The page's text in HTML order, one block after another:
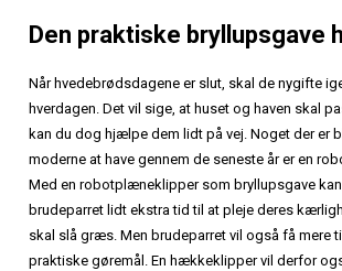
Den praktiske bryllupsgave
Når hvedebrødsdagene er slut, skal de nygifte
hverdagen. Det vil sige, at huset og haven skal
kan du dog hjælpe dem lidt på vej. Noget der er
moderne at have gennem de seneste år er en
Med en robotplæneklipper som bryllupsgave
brudeparret lidt ekstra tid til at pleje deres
skal slå græs. Men brudeparret vil også få mere
praktiske gøremål. En hækkeklipper vil derfor